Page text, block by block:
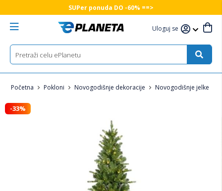
SUPer ponuda DO -60% ==>
Uloguj se
Početna Pokloni Novogodišnje dekoracije Novogodišnje jelke
-33%